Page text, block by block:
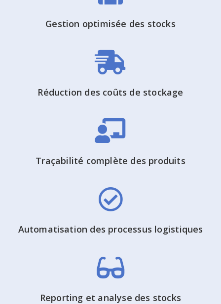
Gestion optimisée des stocks
Réduction des coûts de stockage
Traçabilité complète des produits
Automatisation des processus logistiques
Reporting et analyse des stocks